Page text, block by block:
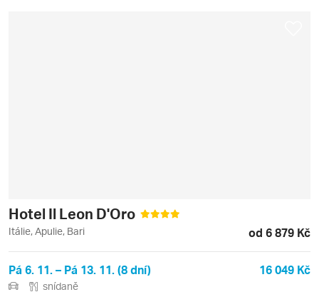
Hotel Il Leon D'Oro
Itálie, Apulie, Bari od 6 879 Kč
Pá 6. 11. – Pá 13. 11. (8 dní) 16 049 Kč
snídaně